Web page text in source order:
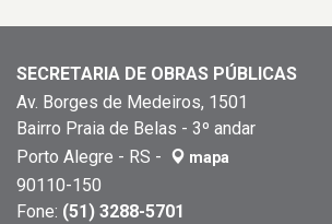
SECRETARIA DE OBRAS PÚBLICAS
Av. Borges de Medeiros, 1501
Bairro Praia de Belas - 3º andar
Porto Alegre - RS -
mapa
90110-150
Fone: (51) 3288-5701